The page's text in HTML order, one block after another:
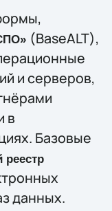
(BaseALT),
и серверов,
в
Базовые
реестр
данных.